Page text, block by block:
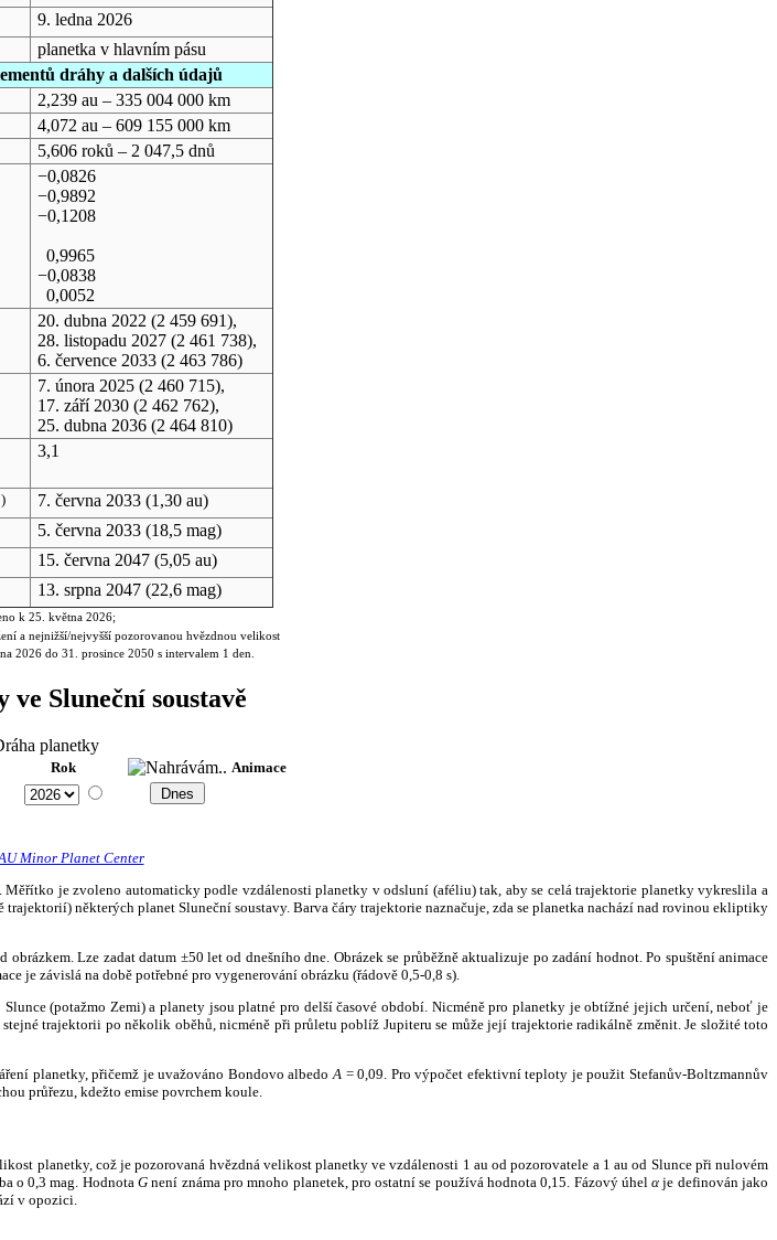
9. ledna 2026
planetka v hlavním pásu
dráhy a dalších údajů
2,239 au – 335 004 000 km
4,072 au – 609 155 000 km
5,606 roků – 2 047,5 dnů
−0,0826
−0,9892
−0,1208
0,9965
−0,0838
0,0052
20. dubna 2022 (2 459 691),
28. listopadu 2027(2 461 738),
6. července 2033(2 463 786)
7. února 2025(2 460 715),
17. září 2030(2 462 762),
25. dubna 2036(2 464 810)
3,1
7. června 2033(1,30 au)
5. června 2033(18,5 mag)
15. června 2047(5,05 au)
13. srpna 2047(22,6 mag)
k 25. května 2026;
a nejnižší/nejvyšší pozorovanou hvězdnou velikost
2026 do 31. prosince 2050 s intervalem 1 den.
ve Sluneční soustavě
Rok Animace
Minor Planet Center
je zvoleno automaticky podle vzdálenosti planetky v odsluní (aféliu) tak, aby se celá trajektorie planetky vykreslila a
některých planet Sluneční soustavy. Barva čáry trajektorie naznačuje, zda se planetka nachází nad rovinou ekliptiky
Lze zadat datum ±50 let od dnešního dne. Obrázek se průběžně aktualizuje po zadání hodnot. Po spuštění animace
je závislá na době potřebné pro vygenerování obrázku (řádově 0,5-0,8 s).
(potažmo Zemi) a planety jsou platné pro delší časové období. Nicméně pro planetky je obtížné jejich určení, neboť je
trajektorii po několik oběhů, nicméně při průletu poblíž Jupiteru se může její trajektorie radikálně změnit. Je složité toto
planetky, přičemž je uvažováno Bondovo albedo A = 0,09. Pro výpočet efektivní teploty je použit Stefanův-Boltzmannův
průřezu, kdežto emise povrchem koule.
planetky, což je pozorovaná hvězdná velikost planetky ve vzdálenosti 1 au od pozorovatele a 1 au od Slunce při nulovém
o 0,3 mag. HodnotaG není známa pro mnoho planetek, pro ostatní se používá hodnota 0,15. Fázový úhelα je definován jako
v opozici.